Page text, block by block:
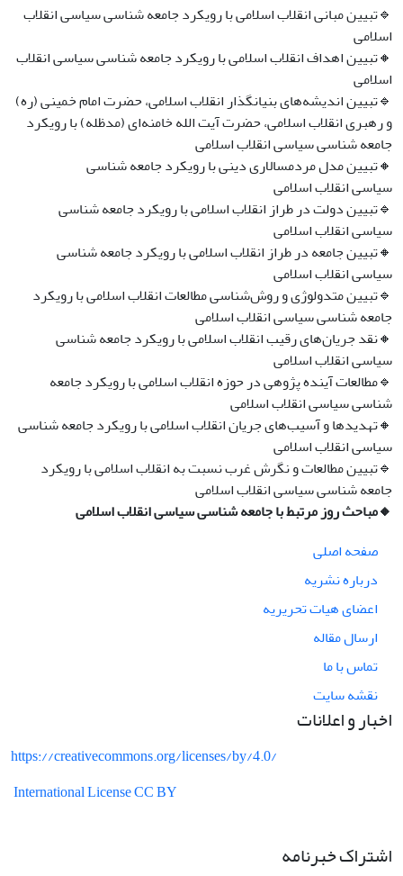
🔹تبیین مبانی انقلاب اسلامی با رویکرد جامعه شناسی سیاسی انقلاب
اسلامی
🔸تبیین اهداف انقلاب اسلامی با رویکرد جامعه شناسی سیاسی انقلاب
اسلامی
🔹تبیین اندیشه‌های بنیانگذار انقلاب اسلامی، حضرت امام خمینی (ره)
و رهبری انقلاب اسلامی، حضرت آیت الله خامنه‌ای (مدظله) با رویکرد
جامعه شناسی سیاسی انقلاب اسلامی
🔸تبیین مدل مردمسالاری دینی با رویکرد جامعه شناسی
سیاسی انقلاب اسلامی
🔹تبیین دولت در طراز انقلاب اسلامی با رویکرد جامعه شناسی
سیاسی انقلاب اسلامی
🔸تبیین جامعه در طراز انقلاب اسلامی با رویکرد جامعه شناسی
سیاسی انقلاب اسلامی
🔹تبیین متدولوژی و روش‌شناسی مطالعات انقلاب اسلامی با رویکرد
جامعه شناسی سیاسی انقلاب اسلامی
🔸نقد جریان‌های رقیب انقلاب اسلامی با رویکرد جامعه شناسی
سیاسی انقلاب اسلامی
🔹مطالعات آینده پژوهی در حوزه انقلاب اسلامی با رویکرد جامعه
شناسی سیاسی انقلاب اسلامی
🔸تهدیدها و آسیب‌های جریان انقلاب اسلامی با رویکرد جامعه شناسی
سیاسی انقلاب اسلامی
🔹تبیین مطالعات و نگرش غرب نسبت به انقلاب اسلامی با رویکرد
جامعه شناسی سیاسی انقلاب اسلامی
🔸مباحث روز مرتبط با جامعه شناسی سیاسی انقلاب اسلامی
صفحه اصلی
درباره نشریه
اعضای هیات تحریریه
ارسال مقاله
تماس با ما
نقشه سایت
اخبار و اعلانات
https://creativecommons.org/licenses/by/4.0/
International License CC BY
اشتراک خبرنامه